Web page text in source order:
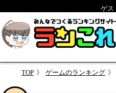
ゲス
TOP ゲームのランキング